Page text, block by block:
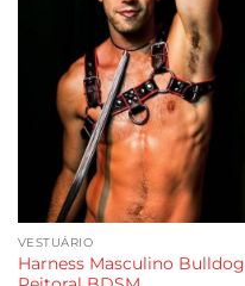
VESTUÁRIO
Harness Masculino Bulldog